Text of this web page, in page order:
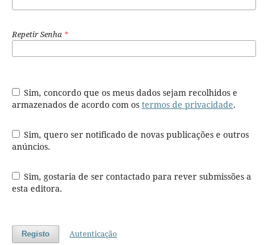
Repetir Senha *
Sim, concordo que os meus dados sejam recolhidos e
armazenados de acordo com os termos de privacidade.
Sim, quero ser notificado de novas publicações e outros
anúncios.
Sim, gostaria de ser contactado para rever submissões a
esta editora.
Registo Autenticação